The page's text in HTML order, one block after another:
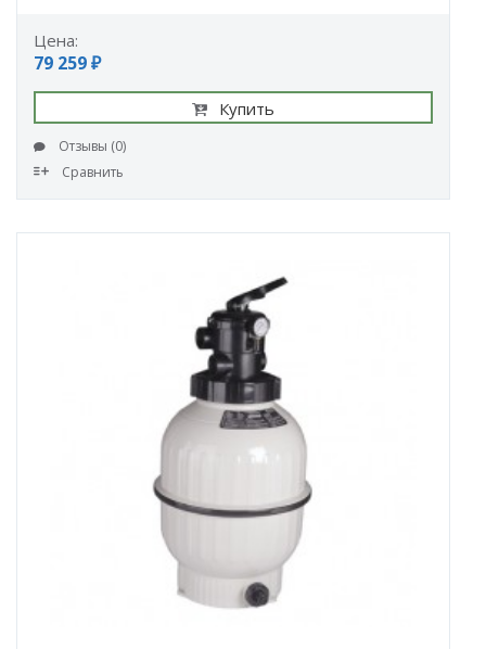
Цена:
79 259 ₽
Купить
Отзывы (0)
Сравнить